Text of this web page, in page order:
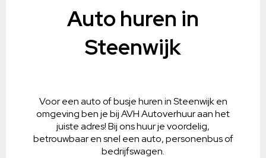
Auto huren in
Steenwijk
Voor een auto of busje huren in Steenwijk en
omgeving ben je bij AVH Autoverhuur aan het
juiste adres! Bij ons huur je voordelig,
betrouwbaar en snel een auto, personenbus of
bedrijfswagen.